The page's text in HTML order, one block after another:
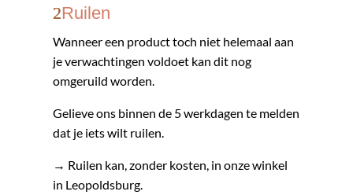
Ruilen
Wanneer een product toch niet helemaal aan
je verwachtingen voldoet kan dit nog
omgeruild worden.
Gelieve ons binnen de 5 werkdagen te melden
dat je iets wilt ruilen.
→ Ruilen kan, zonder kosten, in onze winkel
in Leopoldsburg.